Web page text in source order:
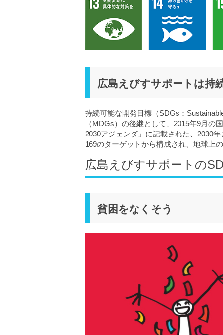
広島えびすサポートは持
持続可能な開発目標（SDGs：
（MDGs）の後継として、2015年9月の
2030アジェンダ」に記載された、2030
169のターゲットから構成され、地球上
広島えびすサポートの
貧困をなくそう